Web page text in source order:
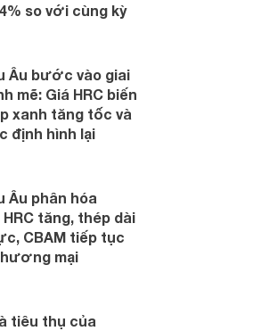
so với cùng kỳ
Âu bước vào giai
mẽ: Giá HRC biến
xanh tăng tốc và
định hình lại
phân hóa
tăng, thép dài
CBAM tiếp tục
mại
tiêu thụ của